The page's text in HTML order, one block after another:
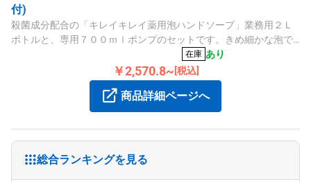
総合ランキングを見る
付)
殺菌成分配合の「キレイキレイ薬用泡ハンドソープ」業務用２Ｌ
ボトルと、専用７００ｍｌポンプのセットです。きめ細かな泡で
汚れを落とし、手肌を清潔に保ちます。バックヤードで詰め替え
て使用し、コストとゴミを削減します。
在庫 あり
￥2,570.8~ [税込]
商品詳細ページへ